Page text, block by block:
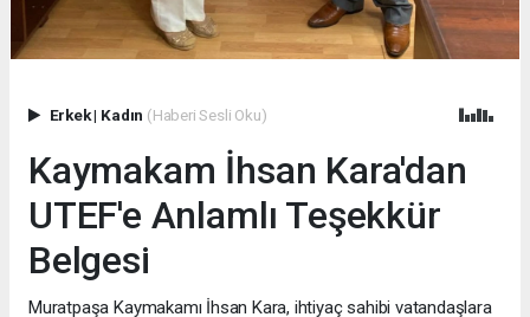
Erkek| Kadın (Haberi Sesli Oku)
Kaymakam İhsan Kara'dan
UTEF'e Anlamlı Teşekkür
Belgesi
Muratpaşa Kaymakamı İhsan Kara, ihtiyaç sahibi vatandaşlara